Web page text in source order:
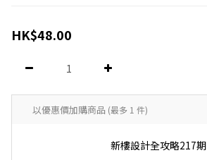
HK$48.00
以優惠價加購商品 (最多 1 件)
新樓設計全攻略217期